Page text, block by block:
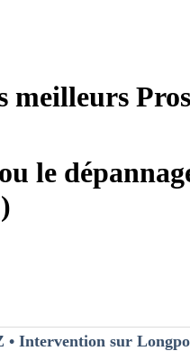
meilleurs
le
• Intervention sur